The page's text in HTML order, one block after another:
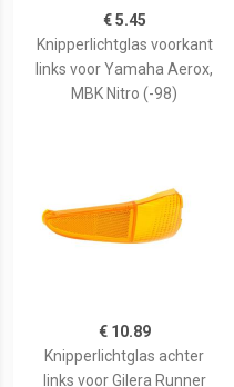
€ 5.45
Knipperlichtglas voorkant
links voor Yamaha Aerox,
MBK Nitro (-98)
€ 10.89
Knipperlichtglas achter
links voor Gilera Runner